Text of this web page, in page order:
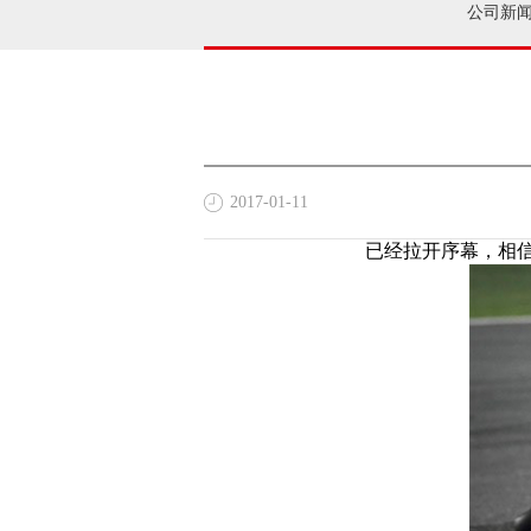
公司新
2017-01-11
已经拉开序幕，相